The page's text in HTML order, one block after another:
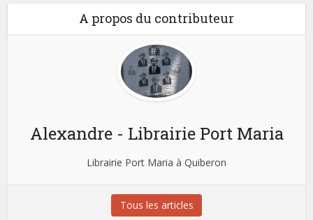
A propos du contributeur
Alexandre - Librairie Port Maria
Librairie Port Maria à Quiberon
Tous les articles